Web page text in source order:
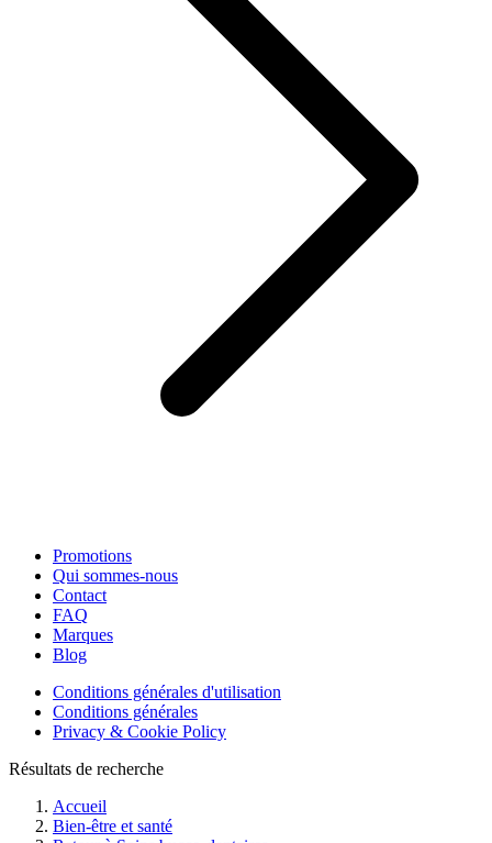
Promotions
Qui sommes-nous
Contact
FAQ
Marques
Blog
Conditions générales d'utilisation
Conditions générales
Privacy & Cookie Policy
Résultats de recherche
Accueil
Bien-être et santé